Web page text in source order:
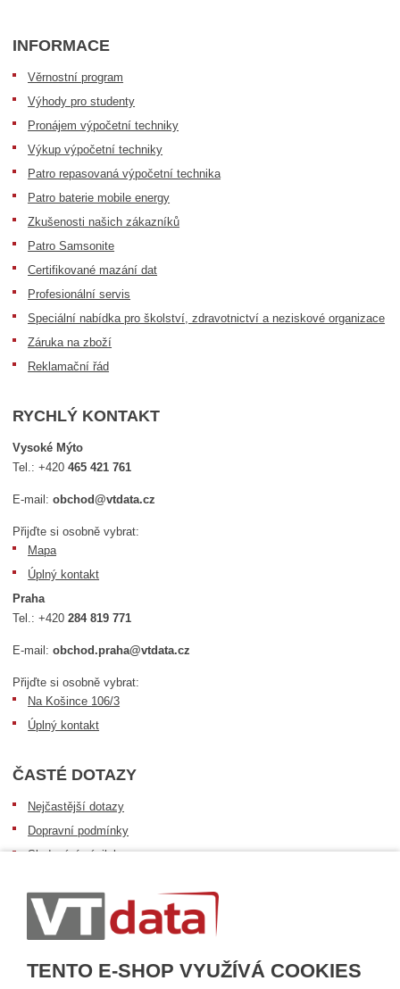
TENTO E-SHOP VYUŽÍVÁ COOKIES
INFORMACE
Věrnostní program
Výhody pro studenty
Pronájem výpočetní techniky
Výkup výpočetní techniky
Patro repasovaná výpočetní technika
Patro baterie mobile energy
Zkušenosti našich zákazníků
Patro Samsonite
Certifikované mazání dat
Profesionální servis
Speciální nabídka pro školství, zdravotnictví a neziskové organizace
Záruka na zboží
Reklamační řád
RYCHLÝ KONTAKT
Vysoké Mýto
Tel.:+420465 421 761
E-mail:obchod@vtdata.cz
Přijďte si osobně vybrat:
Mapa
Úplný kontakt
Praha
Tel.:+420284 819 771
E-mail:obchod.praha@vtdata.cz
Přijďte si osobně vybrat:
Na Košince 106/3
Úplný kontakt
ČASTÉ DOTAZY
Nejčastější dotazy
Dopravní podmínky
Sledování zásilek
Informace k dostupnosti zboží
Obecné informace